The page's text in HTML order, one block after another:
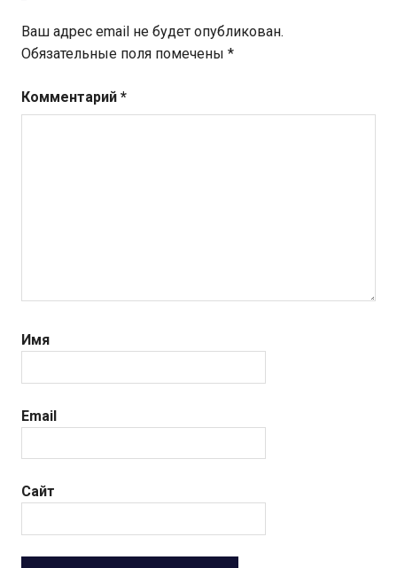
Ваш адрес email не будет опубликован.
Обязательные поля помечены *
Комментарий *
Имя
Email
Сайт